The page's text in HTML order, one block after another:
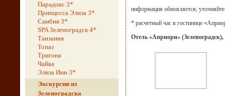
Парадокс 3*
Принцесса Элиза 3*
Самбия 3*
SPA Зеленоградск 4*
Танзания
Топаз
Тригона
Чайка
Элиза Инн 3*
Экскурсии из
Зеленоградска
информация обновляется,
* расчетный час в гостинице
Отель «Априори»